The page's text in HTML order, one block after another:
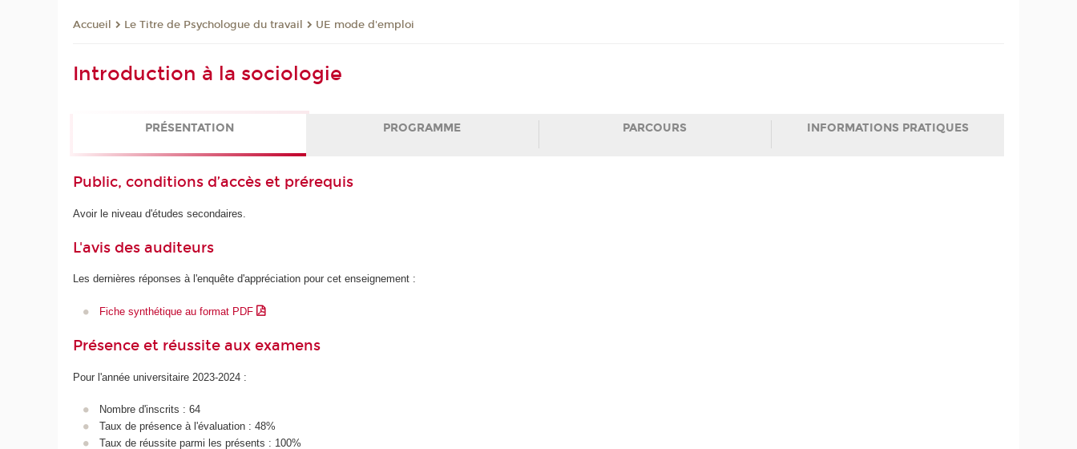
Accueil Le Titre de Psychologue du travail UE mode d'emploi
Introduction à la sociologie
PRÉSENTATION PROGRAMME PARCOURS INFORMATIONS PRATIQUES
Public, conditions d’accès et prérequis
Avoir le niveau d'études secondaires.
L'avis des auditeurs
Les dernières réponses à l'enquête d'appréciation pour cet enseignement :
Fiche synthétique au format PDF
Présence et réussite aux examens
Pour l'année universitaire 2023-2024 :
Nombre d'inscrits : 64
Taux de présence à l'évaluation : 48%
Taux de réussite parmi les présents : 100%